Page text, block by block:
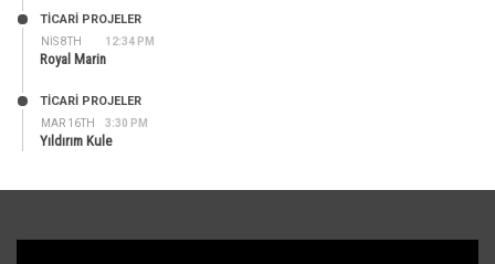
NIS 8TH 12:34 PM
TİCARİ PROJELER
Royal Marin
MAR 16TH 3:30 PM
TİCARİ PROJELER
Yıldırım Kule